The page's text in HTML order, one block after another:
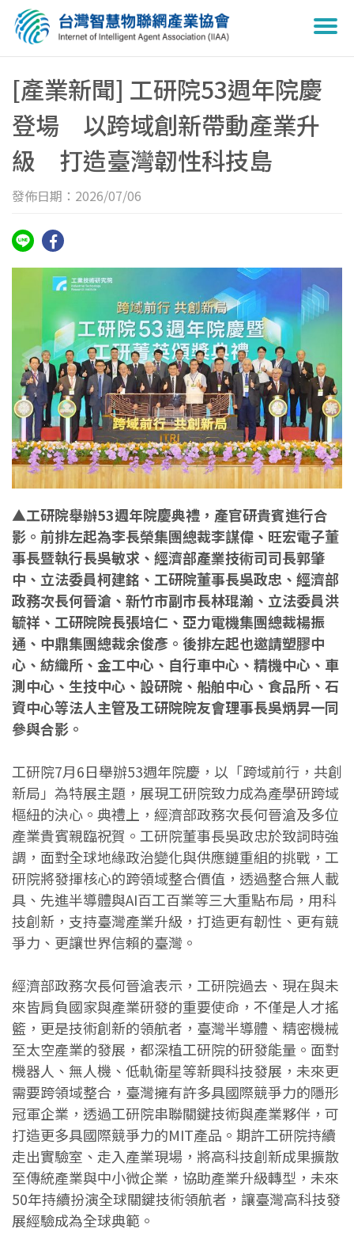
[產業新聞] 工研院53週年院慶
登場 以跨域創新帶動產業升
級 打造臺灣韌性科技島
發佈日期：2026/07/06
▲工研院舉辦53週年院慶典禮，產官研貴賓進行合
影。前排左起為李長榮集團總裁李謀偉、旺宏電子董
事長暨執行長吳敏求、經濟部產業技術司司長郭肇
中、立法委員柯建銘、工研院董事長吳政忠、經濟部
政務次長何晉滄、新竹市副市長林琨瀚、立法委員洪
毓祥、工研院院長張培仁、亞力電機集團總裁楊振
通、中鼎集團總裁余俊彥。後排左起也邀請塑膠中
心、紡織所、金工中心、自行車中心、精機中心、車
測中心、生技中心、設研院、船舶中心、食品所、石
資中心等法人主管及工研院院友會理事長吳炳昇一同
參與合影。
工研院7月6日舉辦53週年院慶，以「跨域前行，共創
新局」為特展主題，展現工研院致力成為產學研跨域
樞紐的決心。典禮上，經濟部政務次長何晉滄及多位
產業貴賓親臨祝賀。工研院董事長吳政忠於致詞時強
調，面對全球地緣政治變化與供應鏈重組的挑戰，工
研院將發揮核心的跨領域整合價值，透過整合無人載
具、先進半導體與AI百工百業等三大重點布局，用科
技創新，支持臺灣產業升級，打造更有韌性、更有競
爭力、更讓世界信賴的臺灣。
經濟部政務次長何晉滄表示，工研院過去、現在與未
來皆肩負國家與產業研發的重要使命，不僅是人才搖
籃，更是技術創新的領航者，臺灣半導體、精密機械
至太空產業的發展，都深植工研院的研發能量。面對
機器人、無人機、低軌衛星等新興科技發展，未來更
需要跨領域整合，臺灣擁有許多具國際競爭力的隱形
冠軍企業，透過工研院串聯關鍵技術與產業夥伴，可
打造更多具國際競爭力的MIT產品。期許工研院持續
走出實驗室、走入產業現場，將高科技創新成果擴散
至傳統產業與中小微企業，協助產業升級轉型，未來
50年持續扮演全球關鍵技術領航者，讓臺灣高科技發
展經驗成為全球典範。